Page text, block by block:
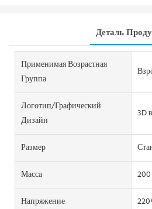
Деталь
Применимая Возрастная
Группа
Логотип/графический
Дизайн
3D
Размер
Масса
Напряжение